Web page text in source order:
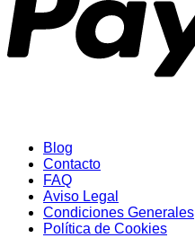
Blog
Contacto
FAQ
Aviso Legal
Condiciones Generales
Política de Cookies